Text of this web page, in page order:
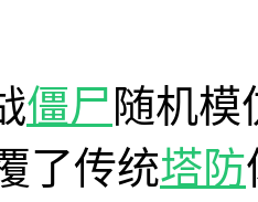
僵尸 随机模
了传统塔防